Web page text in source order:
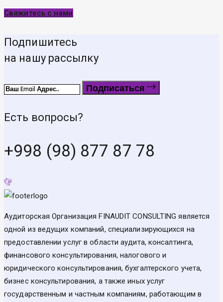
Свяжитесь с нами
Подпишитесь
на нашу рассылку
Подписаться
Есть вопросы?
+998 (98) 877 87 78
Аудиторская Организация FINAUDIT CONSULTING является
одной из ведущих компаний, специализирующихся на
предоставлении услуг в области аудита, консалтинга,
финансового консультирования, налогового и
юридического консультирования, бухгалтерского учета,
бизнес консультирования, а также иных услуг
государственным и частным компаниям, работающим в